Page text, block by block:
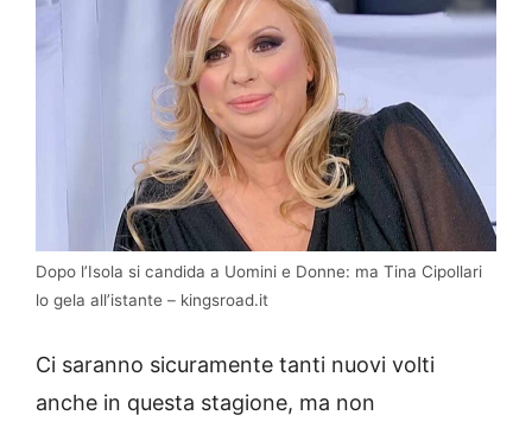
Dopo l’Isola si candida a Uomini e Donne: ma Tina Cipollari
lo gela all’istante – kingsroad.it
Ci saranno sicuramente tanti nuovi volti
anche in questa stagione, ma non